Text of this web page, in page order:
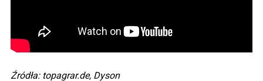
Źródła: topagrar.de, Dyson